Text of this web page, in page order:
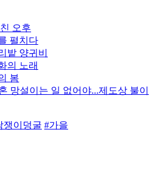
오후
펼치다
밭 양귀비
의 노래
봄
망설이는 일 없어야...제도상 불이
쟁이덩굴 #가을